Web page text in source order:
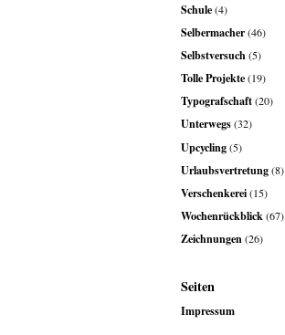
Schule(4)
Selbermacher(46)
Selbstversuch(5)
Tolle Projekte(19)
Typografschaft(20)
Unterwegs(32)
Upcycling(5)
Urlaubsvertretung(8)
Verschenkerei(15)
Wochenrückblick(67)
Zeichnungen(26)
Seiten
Impressum